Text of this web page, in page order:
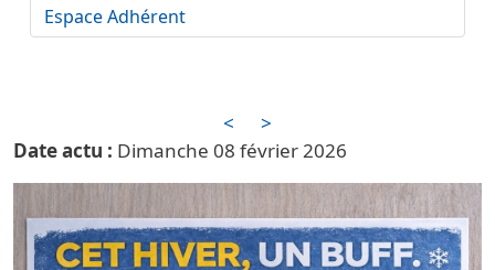
<
>
Date actu
Dimanche 08 février 2026
Espace Adhérent